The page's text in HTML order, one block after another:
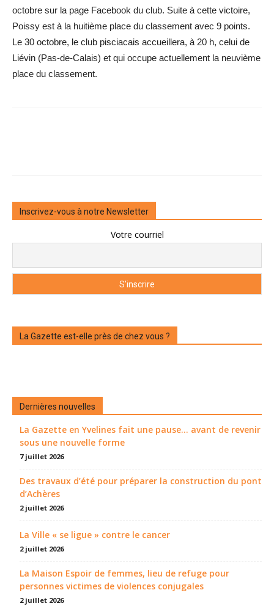
octobre sur la page Facebook du club. Suite à cette victoire,
Poissy est à la huitième place du classement avec 9 points.
Le 30 octobre, le club pisciacais accueillera, à 20 h, celui de
Liévin (Pas-de-Calais) et qui occupe actuellement la neuvième
place du classement.
Inscrivez-vous à notre Newsletter
Votre courriel
La Gazette est-elle près de chez vous ?
Dernières nouvelles
La Gazette en Yvelines fait une pause... avant de revenir
sous une nouvelle forme
7 juillet 2026
Des travaux d’été pour préparer la construction du pont
d’Achères
2 juillet 2026
La Ville « se ligue » contre le cancer
2 juillet 2026
La Maison Espoir de femmes, lieu de refuge pour
personnes victimes de violences conjugales
2 juillet 2026